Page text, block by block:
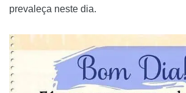
prevaleça neste dia.